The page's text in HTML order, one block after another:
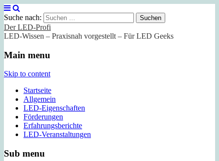
Suche nach:
Der LED-Profi
LED-Wissen – Praxisnah vorgestellt – Für LED Geeks
Main menu
Skip to content
Startseite
Allgemein
LED-Eigenschaften
Förderungen
Erfahrungsberichte
LED-Veranstaltungen
Sub menu